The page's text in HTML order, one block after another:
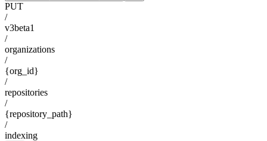
PUT
/
v3beta1
/
organizations
/
{org_id}
/
repositories
/
{repository_path}
/
indexing